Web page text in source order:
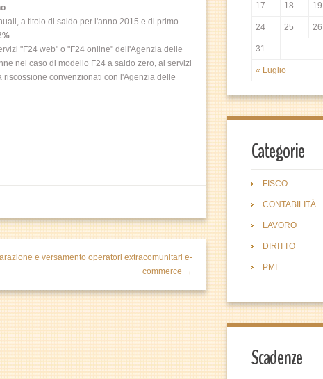
.
a titolo di saldo per l'anno 2015 e di primo
.
"F24 web" o "F24 online" dell'Agenzia delle
nel caso di modello F24 a saldo zero, ai servizi
convenzionati con l'Agenzia delle
e versamento operatori extracomunitari e-
commerce →
« Luglio
17 18 19
24 25 26
31
Categorie
FISCO
CONTABILITÀ
LAVORO
DIRITTO
PMI
Scadenze